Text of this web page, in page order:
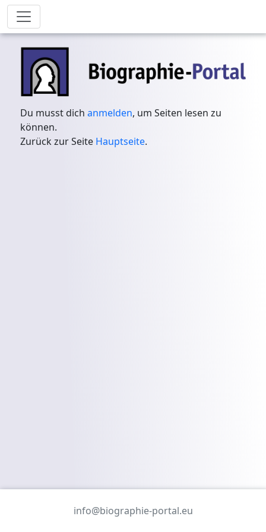
Du musst dichanmelden, um Seiten lesen zu
können.
Zurück zur Seite Hauptseite.
info@biographie-portal.eu